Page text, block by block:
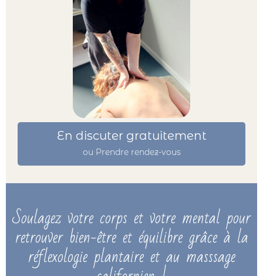
En discuter gratuitement
ou Prendre rendez-vous
Soulagez votre corps et votre mental pour
retrouver bien-être et équilibre grâce à la
réflexologie plantaire et au masssage